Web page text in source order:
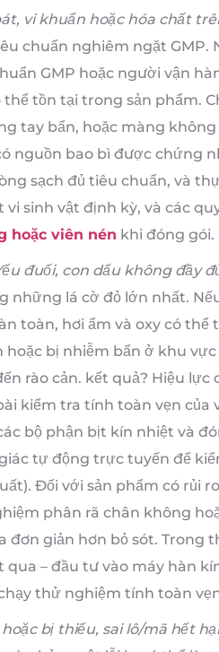
vi khuẩn hoặc hóa chất
chuẩn nghiêm ngặt GMP.
GMP hoặc người vận
tồn tại trong sản phẩm.
tay bẩn, hoặc màng
nguồn bao bì được chứng
sạch đủ tiêu chuẩn, và
sinh vật định kỳ, và các
hoặc viên nén khi đóng gói.
đuối, con dấu không đầy
những lá cờ đỏ lớn nhất.
toàn, hơi ẩm và oxy có thể
bị nhiễm bẩn ở khu
rào cản. kết quả? Hiệu lực
kiểm tra tính toàn vẹn của
bộ phận bịt kín nhiệt và
tự động trực tuyến để
Đối với sản phẩm có rủi
phân rã chân không
giản hơn bỏ sót. Trong
– đầu tư vào máy hàn
thử nghiệm tính toàn
bị thiếu, sai lô/mã hết